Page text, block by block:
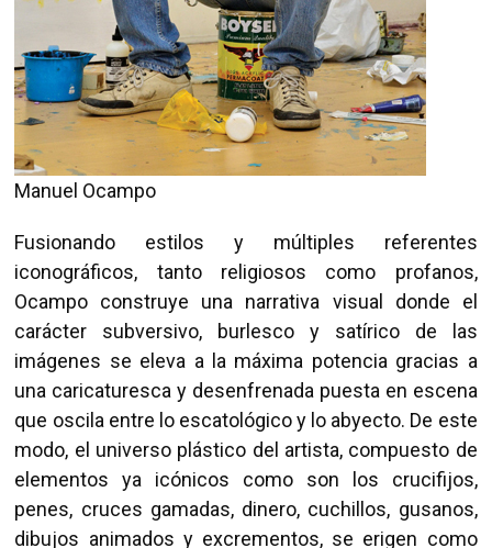
Manuel Ocampo
Fusionando estilos y múltiples referentes
iconográficos, tanto religiosos como profanos,
Ocampo construye una narrativa visual donde el
carácter subversivo, burlesco y satírico de las
imágenes se eleva a la máxima potencia gracias a
una caricaturesca y desenfrenada puesta en escena
que oscila entre lo escatológico y lo abyecto. De este
modo, el universo plástico del artista, compuesto de
elementos ya icónicos como son los crucifijos,
penes, cruces gamadas, dinero, cuchillos, gusanos,
dibujos animados y excrementos, se erigen como